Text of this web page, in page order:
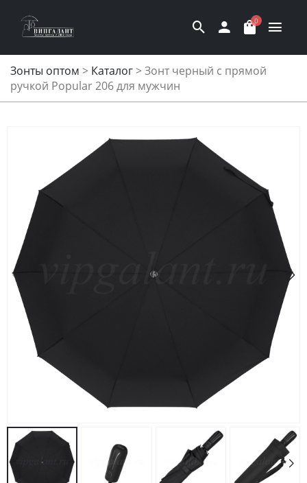
0
Зонты оптом > Каталог>Зонт черный с прямой
ручкой Popular 206 для мужчин